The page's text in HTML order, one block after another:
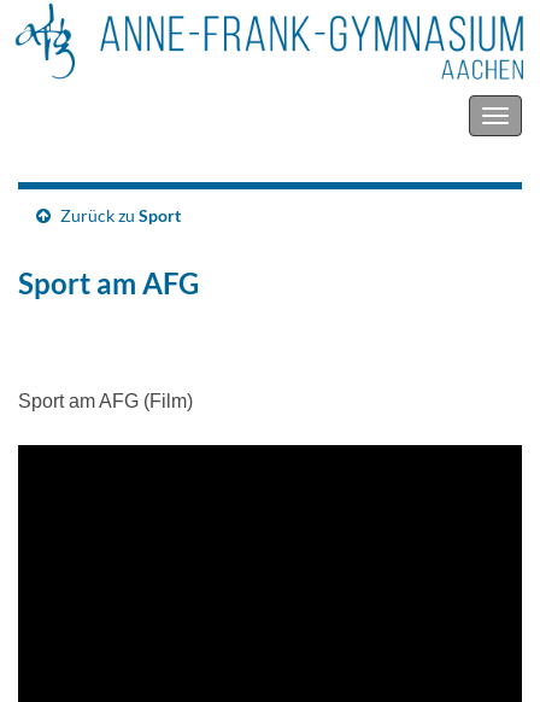
Zurück zu Sport
Sport am AFG
Sport am AFG (Film)